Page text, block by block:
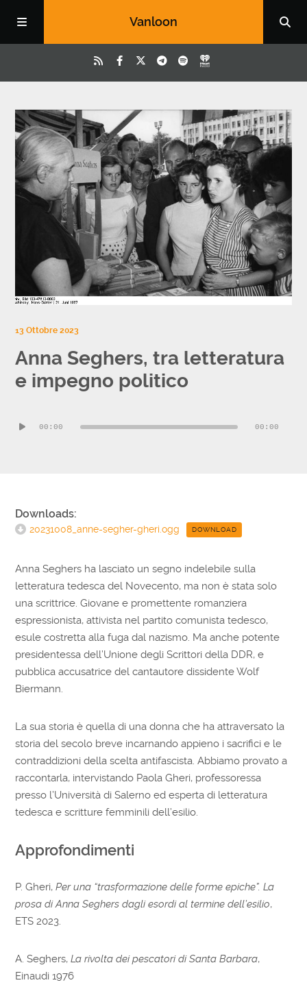
Vanloon
13 Ottobre 2023
Anna Seghers, tra letteratura
e impegno politico
Player00:00 00:00
Downloads:
20231008_anne-segher-gheri.ogg DOWNLOAD
Anna Seghers ha lasciato un segno indelebile sulla
letteratura tedesca del Novecento, ma non è stata solo
una scrittrice. Giovane e promettente romanziera
espressionista, attivista nel partito comunista tedesco,
esule costretta alla fuga dal nazismo. Ma anche potente
presidentessa dell’Unione degli Scrittori della DDR, e
pubblica accusatrice del cantautore dissidente Wolf
Biermann.
La sua storia è quella di una donna che ha attraversato la
storia del secolo breve incarnando appieno i sacrifici e le
contraddizioni della scelta antifascista. Abbiamo provato a
raccontarla, intervistando Paola Gheri, professoressa
presso l’Università di Salerno ed esperta di letteratura
tedesca e scritture femminili dell’esilio.
Approfondimenti
P. Gheri,Per una “trasformazione delle forme epiche”. La
prosa di Anna Seghers dagli esordi al termine dell’esilio,
ETS 2023.
A. Seghers,La rivolta dei pescatori di Santa Barbara,
Einaudi 1976